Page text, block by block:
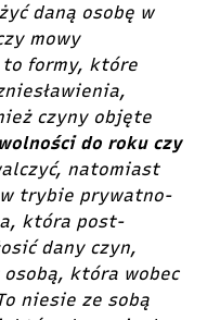
daną osobę w
mowy
formy, które
czyny objęte
do roku czy
natomiast
w trybie prywatno-
która post-
dany czyn,
która wobec
niesie ze sobą